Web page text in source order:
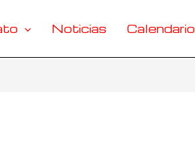
Noticias Calendario